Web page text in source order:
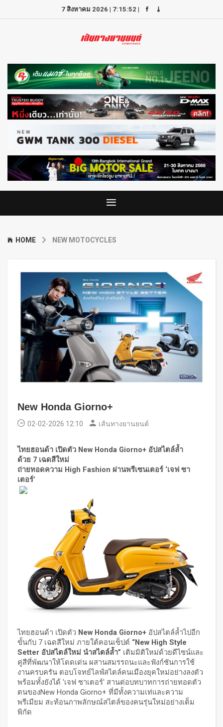
7 สิงหาคม 2026 | 7:15:52 |
HOME NEW MOTOCYCLES
New Honda Giorno+
02-02-2026 12:10 เส้นทางยานยนต์
ไทยฮอนด้า เปิดตัว New Honda Giorno+ อัปสไตล์ล้ำ
ด้วย 7 เฉดสีใหม่
ถ่ายทอดความ High Fashion ผ่านพรีเซนเตอร์ ‘เจฟ ซา
เตอร์’
ไทยฮอนด้า เปิดตัว New Honda Giorno+ อัปสไตล์ล้ำไปอีก
ขั้นกับ 7 เฉดสีใหม่ ภายใต้คอนเซ็ปต์ “New High Style
Setter อัปสไตล์ใหม่ นำสไตล์ล้ำ” เติมมิติใหม่ด้วยดีไซน์และ
คู่สีที่พัฒนาให้โดดเด่น ผสานสมรรถนะและฟังก์ชันการใช้
งานครบครัน ตอบโจทย์ไลฟ์สไตล์คนเมืองยุคใหม่อย่างลงตัว
พร้อมทั้งยังได้ 'เจฟ ซาเตอร์' สานต่อบทบาทการถ่ายทอดตัว
ตนของNew Honda Giorno+ ที่มีทั้งความเท่และความ
พรีเมียม สะท้อนภาพลักษณ์สไตล์ของคนรุ่นใหม่อย่างเต็ม
พิกัด